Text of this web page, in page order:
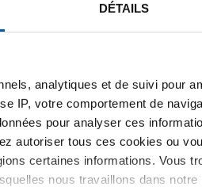
DÉTAILS
analytiques et de suivi pour
IP, votre comportement de
pour analyser ces
autoriser tous ces cookies ou
certaines informations. Vous
nous travaillons dans
inox 304/